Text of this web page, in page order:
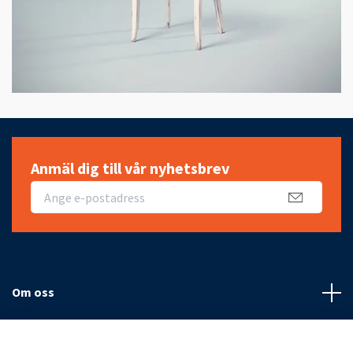
Anmäl dig till vår nyhetsbrev
Om oss